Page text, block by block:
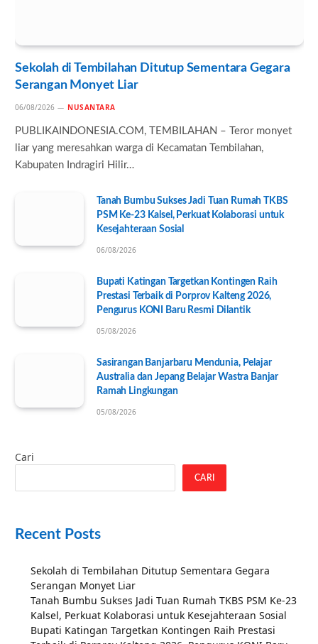
Sekolah di Tembilahan Ditutup Sementara Gegara
Serangan Monyet Liar
06/08/2026 NUSANTARA
PUBLIKAINDONESIA.COM, TEMBILAHAN – Teror monyet
liar yang meresahkan warga di Kecamatan Tembilahan,
Kabupaten Indragiri Hilir…
Tanah Bumbu Sukses Jadi Tuan Rumah TKBS
PSM Ke-23 Kalsel, Perkuat Kolaborasi untuk
Kesejahteraan Sosial
06/08/2026
Bupati Katingan Targetkan Kontingen Raih
Prestasi Terbaik di Porprov Kalteng 2026,
Pengurus KONI Baru Resmi Dilantik
05/08/2026
Sasirangan Banjarbaru Mendunia, Pelajar
Australia dan Jepang Belajar Wastra Banjar
Ramah Lingkungan
05/08/2026
Cari
CARI
Recent Posts
Sekolah di Tembilahan Ditutup Sementara Gegara
Serangan Monyet Liar
Tanah Bumbu Sukses Jadi Tuan Rumah TKBS PSM Ke-23
Kalsel, Perkuat Kolaborasi untuk Kesejahteraan Sosial
Bupati Katingan Targetkan Kontingen Raih Prestasi